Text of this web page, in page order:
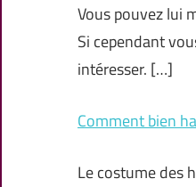
Vous pouvez lui
Si cependant
intéresser. […]
Comment bien
Le costume des